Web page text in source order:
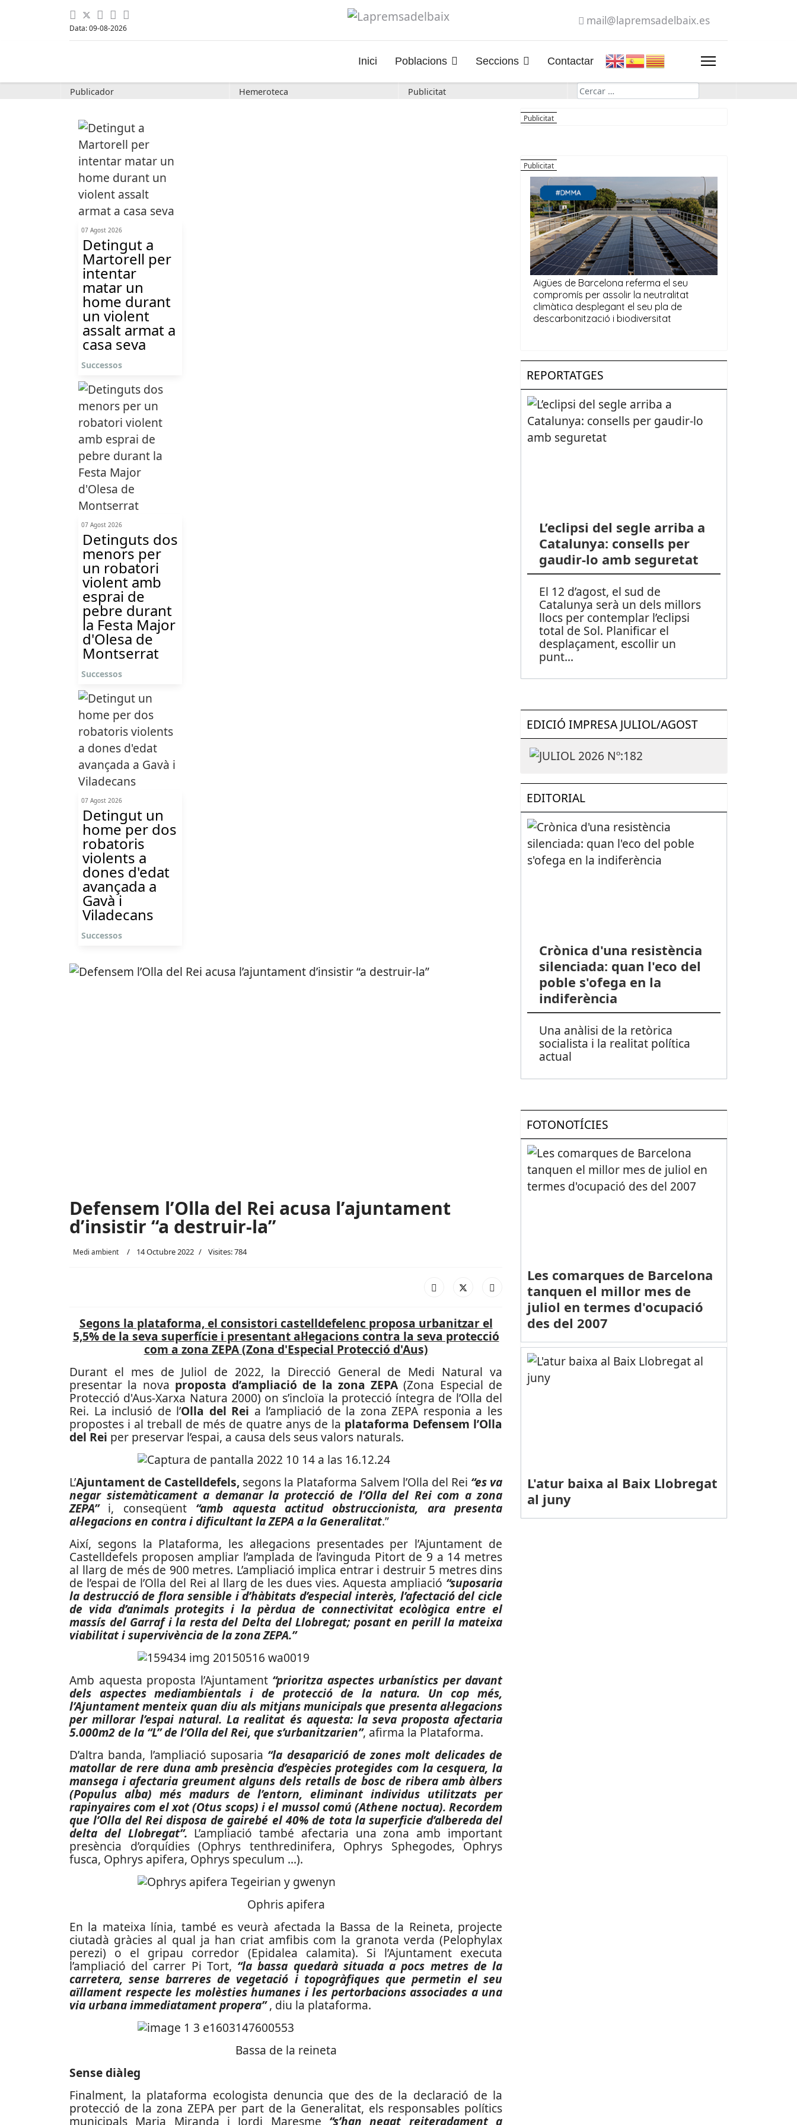
Data: 09-08-2026
mail@lapremsadelbaix.es
Inici Poblacions Seccions Contactar
Publicador Hemeroteca Publicitat Cerca
07 Agost 2026
Detingut a
Martorell per
intentar
matar un
home durant
un violent
assalt armat a
casa seva
Successos
07 Agost 2026
Detinguts dos
menors per
un robatori
violent amb
esprai de
pebre durant
la Festa Major
d'Olesa de
Montserrat
Successos
07 Agost 2026
Detingut un
home per dos
robatoris
violents a
dones d'edat
avançada a
Gavà i
Viladecans
Successos
Defensem l’Olla del Rei acusa l’ajuntament
d’insistir “a destruir-la”
Medi ambient 14 Octubre 2022 Visites: 784
Segons la plataforma, el consistori castelldefelenc proposa urbanitzar el
5,5% de la seva superfície i presentant al·legacions contra la seva protecció
com a zona ZEPA (Zona d'Especial Protecció d'Aus)
Durant el mes de Juliol de 2022, la Direcció General de Medi Natural va
presentar la nova proposta d’ampliació de la zona ZEPA (Zona Especial de
Protecció d'Aus-Xarxa Natura 2000) on s’incloïa la protecció íntegra de l’Olla del
Rei. La inclusió de l’Olla del Rei a l’ampliació de la zona ZEPA responia a les
propostes i al treball de més de quatre anys de la plataforma Defensem l’Olla
del Rei per preservar l’espai, a causa dels seus valors naturals.
L’Ajuntament de Castelldefels, segons la Plataforma Salvem l’Olla del Rei “es va
negar sistemàticament a demanar la protecció de l’Olla del Rei com a zona
ZEPA”i, conseqüent “amb aquesta actitud obstruccionista, ara presenta
al·legacions en contra i dificultant la ZEPA a la Generalitat.”
Així, segons la Plataforma, les al·legacions presentades per l’Ajuntament de
Castelldefels proposen ampliar l’amplada de l’avinguda Pitort de 9 a 14 metres
al llarg de més de 900 metres. L’ampliació implica entrar i destruir 5 metres dins
de l’espai de l’Olla del Rei al llarg de les dues vies. Aquesta ampliació “suposaria
la destrucció de flora sensible i d’hàbitats d’especial interès, l’afectació del cicle
de vida d’animals protegits i la pèrdua de connectivitat ecològica entre el
massís del Garraf i la resta del Delta del Llobregat; posant en perill la mateixa
viabilitat i supervivència de la zona ZEPA.”
Amb aquesta proposta l’Ajuntament “prioritza aspectes urbanístics per davant
dels aspectes mediambientals i de protecció de la natura. Un cop més,
l’Ajuntament menteix quan diu als mitjans municipals que presenta al·legacions
per millorar l’espai natural. La realitat és aquesta: la seva proposta afectaria
5.000m2 de la “L” de l’Olla del Rei, que s’urbanitzarien”, afirma la Plataforma.
D’altra banda, l’ampliació suposaria “la desaparició de zones molt delicades de
matollar de rere duna amb presència d’espècies protegides com la cesquera, la
mansega i afectaria greument alguns dels retalls de bosc de ribera amb àlbers
(Populus alba) més madurs de l’entorn, eliminant individus utilitzats per
rapinyaires com el xot (Otus scops) i el mussol comú (Athene noctua). Recordem
que l’Olla del Rei disposa de gairebé el 40% de tota la superficie d’albereda del
delta del Llobregat”. L’ampliació també afectaria una zona amb important
presència d’orquídies (Ophrys tenthredinifera, Ophrys Sphegodes, Ophrys
fusca, Ophrys apifera, Ophrys speculum ...).
Ophris apifera
En la mateixa línia, també es veurà afectada la Bassa de la Reineta, projecte
ciutadà gràcies al qual ja han criat amfibis com la granota verda (Pelophylax
perezi) o el gripau corredor (Epidalea calamita). Si l’Ajuntament executa
l’ampliació del carrer Pi Tort, “la bassa quedarà situada a pocs metres de la
carretera, sense barreres de vegetació i topogràfiques que permetin el seu
aïllament respecte les molèsties humanes i les pertorbacions associades a una
via urbana immediatament propera”, diu la plataforma.
Bassa de la reineta
Sense diàleg
Finalment, la plataforma ecologista denuncia que des de la declaració de la
protecció de la zona ZEPA per part de la Generalitat, els responsables polítics
municipals Maria Miranda i Jordi Maresme “s’han negat reiteradament a
REPORTATGES
L’eclipsi del segle arriba a
Catalunya: consells per
gaudir-lo amb seguretat
El 12 d’agost, el sud de
Catalunya serà un dels millors
llocs per contemplar l’eclipsi
total de Sol. Planificar el
desplaçament, escollir un
punt...
EDICIÓ IMPRESA JULIOL/AGOST
EDITORIAL
Crònica d'una resistència
silenciada: quan l'eco del
poble s'ofega en la
indiferència
Una anàlisi de la retòrica
socialista i la realitat política
actual
FOTONOTÍCIES
Les comarques de Barcelona
tanquen el millor mes de
juliol en termes d'ocupació
des del 2007
L'atur baixa al Baix Llobregat
al juny